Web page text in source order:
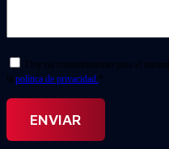
Doy mi consentimiento para el
la política de privacidad. *